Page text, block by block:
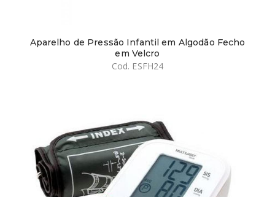
Aparelho de Pressão Infantil em Algodão Fecho
em Velcro
Cod. ESFH24